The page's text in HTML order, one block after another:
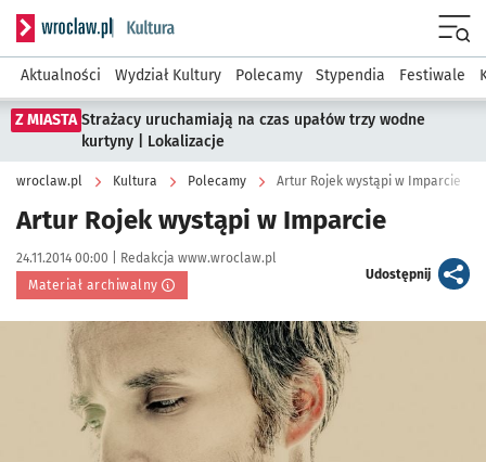
Serwis informacyjny wroclaw.pl podserwis: Kultura
Aktualności Wydział Kultury Polecamy Stypendia Festiwale
Z MIASTA Strażacy uruchamiają na czas upałów trzy wodne
kurtyny | Lokalizacje
wroclaw.pl Kultura Polecamy Artur Rojek wystąpi w Imparcie
Artur Rojek wystąpi w Imparcie
Data publikacji:
24.11.2014 00:00 | Autor:
Redakcja www.wroclaw.pl
Materiał archiwalny
Udostępnijartykuł
Kliknij, aby powiększyć